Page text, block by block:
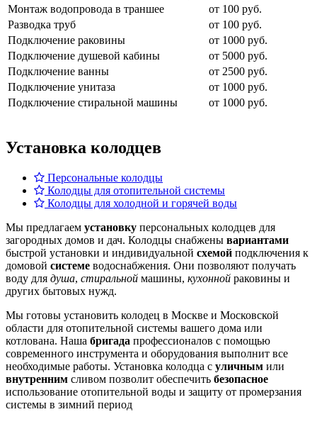
Монтаж водопровода в траншее
от 100 руб.
Разводка труб
от 100 руб.
Подключение раковины
от 1000 руб.
Подключение душевой кабины
от 5000 руб.
Подключение ванны
от 2500 руб.
Подключение унитаза
от 1000 руб.
Подключение стиральной машины
от 1000 руб.
Установка колодцев
Персональные колодцы
Колодцы для отопительной системы
Колодцы для холодной и горячей воды
Мы предлагаем установку персональных колодцев для
загородных домов и дач. Колодцы снабжены вариантами
быстрой установки и индивидуальной схемой подключения к
домовой системе водоснабжения. Они позволяют получать
воду для душа, стиральной машины, кухонной раковины и
других бытовых нужд.
Мы готовы установить колодец в Москве и Московской
области для отопительной системы вашего дома или
котлована. Наша бригада профессионалов с помощью
современного инструмента и оборудования выполнит все
необходимые работы. Установка колодца с уличным или
внутренним сливом позволит обеспечить безопасное
использование отопительной воды и защиту от промерзания
системы в зимний период